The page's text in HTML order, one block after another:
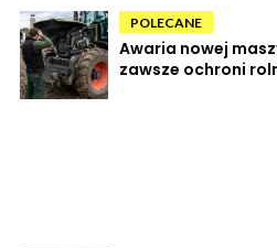
POLECANE
Awaria nowej
zawsze ochroni